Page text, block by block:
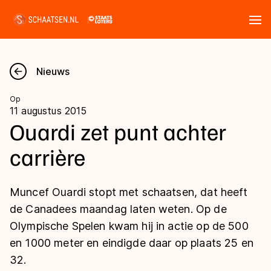
Nieuws
Kalender
Disciplines
Langebaan
Shorttrack
Inlineskaten
Uitslagen
Langebaan
Shorttrack
Marathon
Tijden & historie
Ranglijsten Langebaan
Nieuws
Op
11 augustus 2015
Ouardi zet punt achter
carrière
Muncef Ouardi stopt met schaatsen, dat heeft
de Canadees maandag laten weten. Op de
Olympische Spelen kwam hij in actie op de 500
en 1000 meter en eindigde daar op plaats 25 en
32.